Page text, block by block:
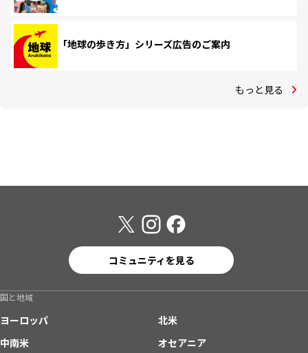
「地球の歩き方」シリーズ広告のご案内
もっと見る
コミュニティを見る
国と地域
ヨーロッパ
北米
中南米
オセアニア